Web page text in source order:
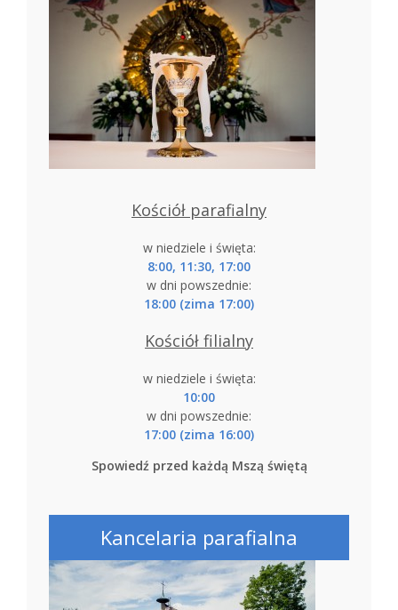
Kościół parafialny
w niedziele i święta:
8:00, 11:30, 17:00
w dni powszednie:
18:00 (zima 17:00)
Kościół filialny
w niedziele i święta:
10:00
w dni powszednie:
17:00 (zima 16:00)
Spowiedź przed każdą Mszą świętą
Kancelaria parafialna